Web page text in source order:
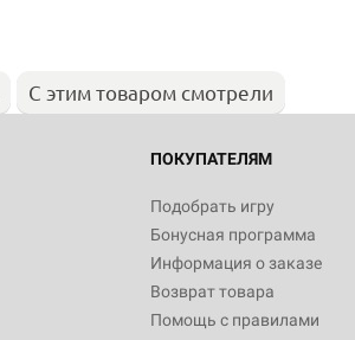
С этим товаром смотрели
ПОКУПАТЕЛЯМ
Подобрать игру
Бонусная программа
Информация о заказе
Возврат товара
Помощь с правилами